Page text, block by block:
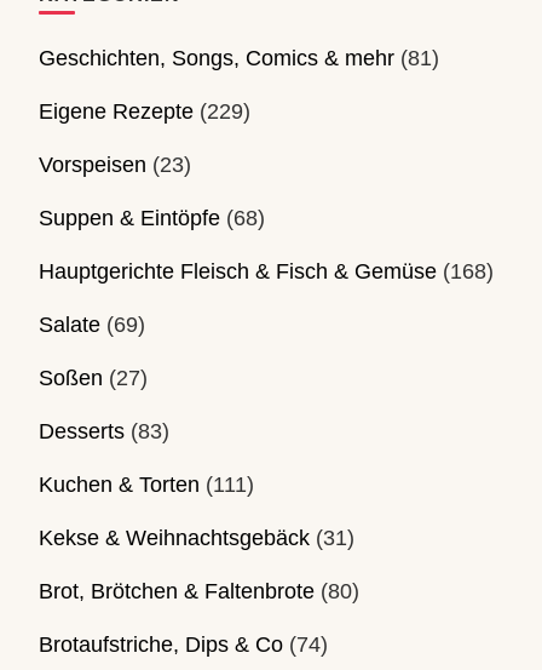
Geschichten, Songs, Comics & mehr (81)
Eigene Rezepte (229)
Vorspeisen (23)
Suppen & Eintöpfe (68)
Hauptgerichte Fleisch & Fisch & Gemüse (168)
Salate (69)
Soßen (27)
Desserts (83)
Kuchen & Torten (111)
Kekse & Weihnachtsgebäck (31)
Brot, Brötchen & Faltenbrote (80)
Brotaufstriche, Dips & Co (74)